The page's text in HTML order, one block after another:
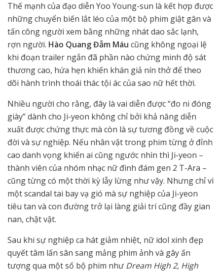
Thế mạnh của đạo diễn Yoo Young-sun là kết hợp được
những chuyển biến lắt léo của một bộ phim giật gân và
tấn công người xem bằng những nhát dao sắc lạnh,
rợn người. Hào Quang Đẫm Máu cũng không ngoại lệ
khi đoạn trailer ngắn đã phần nào chứng minh độ sát
thương cao, hứa hẹn khiến khán giả nín thở để theo
dõi hành trình thoái thác tội ác của sao nữ hết thời.
Nhiều người cho rằng, đây là vai diễn được “đo ni đóng
giày” dành cho Ji-yeon không chỉ bởi khả năng diễn
xuất được chứng thực mà còn là sự tương đồng về cuộc
đời và sự nghiệp. Nếu nhân vật trong phim từng ở đỉnh
cao danh vọng khiến ai cũng ngước nhìn thì Ji-yeon –
thành viên của nhóm nhạc nữ đình đám gen 2 T-Ara –
cũng từng có một thời kỳ lẫy lừng như vậy. Nhưng chỉ vì
một scandal tai bay vạ gió mà sự nghiệp của Ji-yeon
tiêu tan và con đường trở lại làng giải trí cũng đầy gian
nan, chật vật.
Sau khi sự nghiệp ca hát giảm nhiệt, nữ idol xinh đẹp
quyết tâm lấn sân sang mảng phim ảnh và gây ấn
tượng qua một số bộ phim như Dream High 2, High